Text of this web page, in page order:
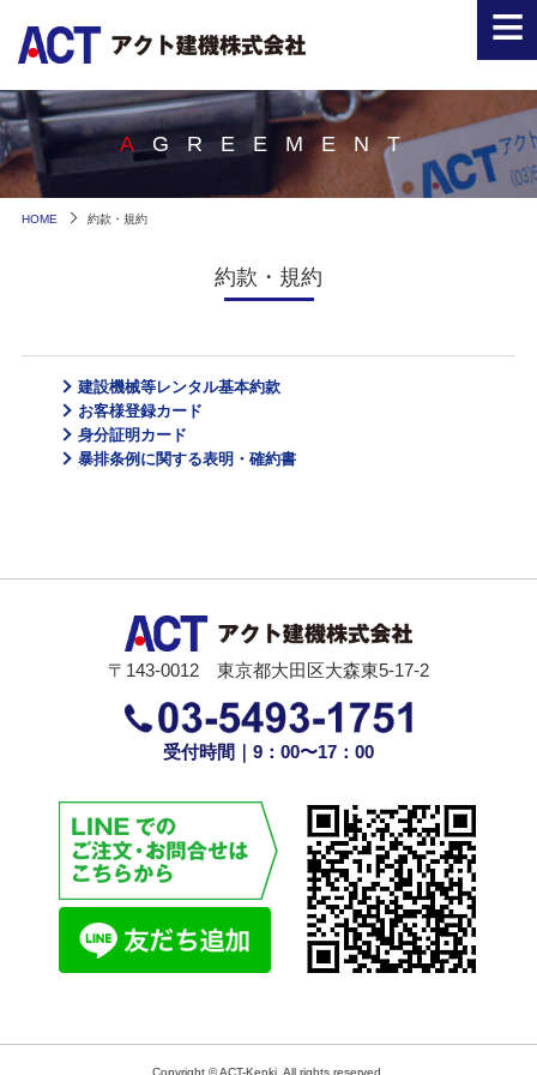
AGREEMENT
HOME 約款・規約
約款・規約
建設機械等レンタル基本約款
お客様登録カード
身分証明カード
暴排条例に関する表明・確約書
〒143-0012 東京都大田区大森東5-17-2
受付時間｜9：00〜17：00
Copyright © ACT-Kenki, All rights reserved.
≡